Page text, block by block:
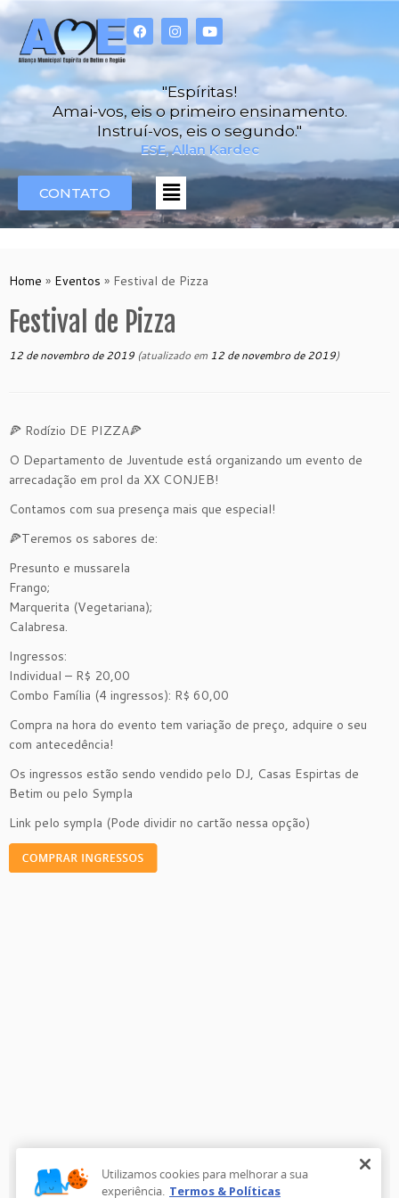
"Espíritas!
Amai-vos, eis o primeiro ensinamento.
Instruí-vos, eis o segundo."
ESE, Allan Kardec
CONTATO
Home » Eventos » Festival de Pizza
Festival de Pizza
12 de novembro de 2019 (atualizado em 12 de novembro de 2019)
🍕 Rodízio DE PIZZA🍕
O Departamento de Juventude está organizando um evento de
arrecadação em prol da XX CONJEB!
Contamos com sua presença mais que especial!
🍕Teremos os sabores de:
Presunto e mussarela
Frango;
Marquerita (Vegetariana);
Calabresa.
Ingressos:
Individual – R$ 20,00
Combo Família (4 ingressos): R$ 60,00
Compra na hora do evento tem variação de preço, adquire o seu
com antecedência!
Os ingressos estão sendo vendido pelo DJ, Casas Espirtas de
Betim ou pelo Sympla
Link pelo sympla (Pode dividir no cartão nessa opção)